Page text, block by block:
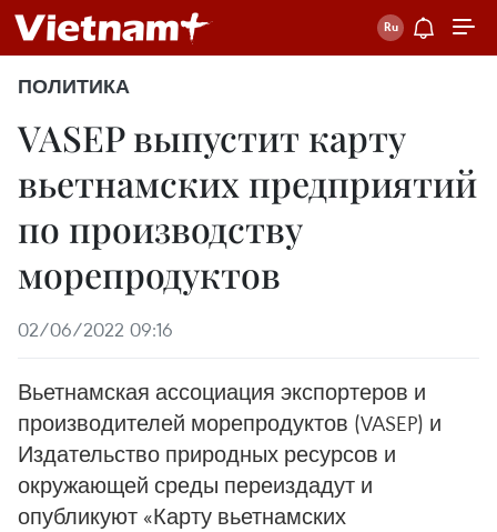
ПОЛИТИКА
VASEP выпустит карту
вьетнамских предприятий
по производству
морепродуктов
02/06/2022 09:16
Вьетнамская ассоциация экспортеров и
производителей морепродуктов (VASEP) и
Издательство природных ресурсов и
окружающей среды переиздадут и
опубликуют «Карту вьетнамских